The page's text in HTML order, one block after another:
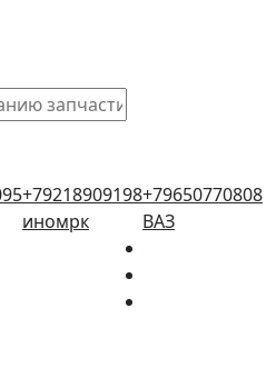
+79218909198
иномрк
+79650770808
ВАЗ